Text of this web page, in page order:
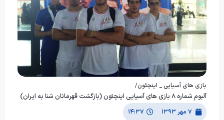
بازی های آسیایی _ اینچئون/
آلبوم شماره ۸ بازی های آسیایی اینچئون (بازگشت قهرمانان شنا به ایران)
۷ مهر ۱۳۹۳ ۱۴:۳۷